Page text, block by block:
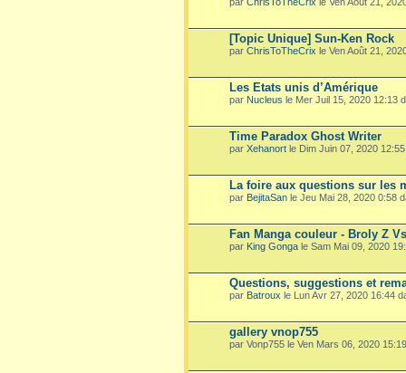
[Topic Unique] Sun-Ken Rock
par ChrisToTheCrix le Ven Août 21,
Les Etats unis d’Amérique
par Nucleus le Mer Juil 15, 2020 12:13
Time Paradox Ghost Writer
par Xehanort le Dim Juin 07, 2020
La foire aux questions sur les
par BejitaSan le Jeu Mai 28, 2020 0:58
Fan Manga couleur - Broly Z
par King Gonga le Sam Mai 09, 2020
Questions, suggestions et
par Batroux le Lun Avr 27, 2020 16:44
gallery vnop755
par Vonp755 le Ven Mars 06, 2020